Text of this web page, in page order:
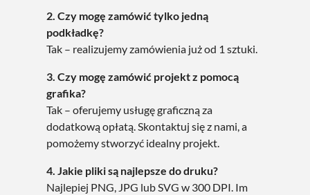
2. Czy mogę zamówić tylko jedną
podkładkę?
Tak – realizujemy zamówienia już od 1 sztuki.
3. Czy mogę zamówić projekt z pomocą
grafika?
Tak – oferujemy usługę graficzną za
dodatkową opłatą. Skontaktuj się z nami, a
pomożemy stworzyć idealny projekt.
4. Jakie pliki są najlepsze do druku?
Najlepiej PNG, JPG lub SVG w 300 DPI. Im